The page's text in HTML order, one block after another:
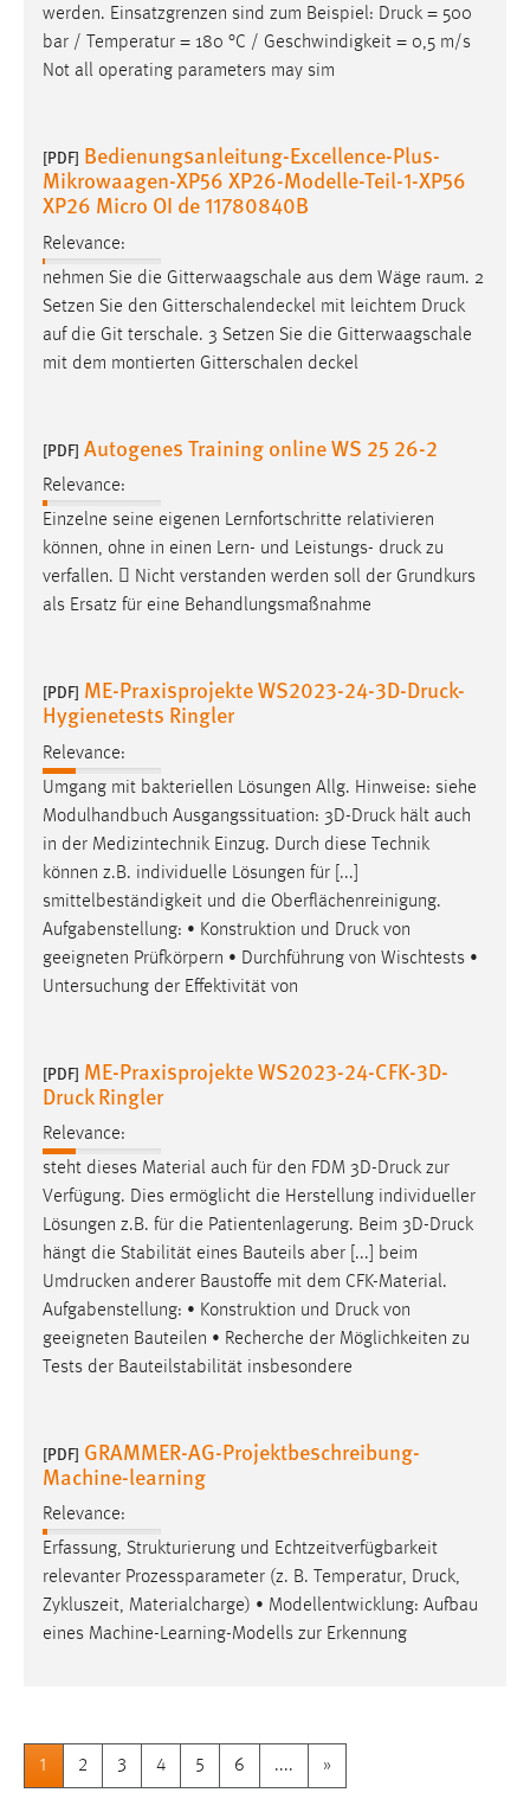
werden. Einsatzgrenzen sind zum Beispiel: Druck = 500
bar / Temperatur = 180 °C / Geschwindigkeit = 0,5 m/s
Not all operating parameters may sim
[PDF] Bedienungsanleitung-Excellence-Plus-
Mikrowaagen-XP56 XP26-Modelle-Teil-1-XP56
XP26 Micro OI de 11780840B
Relevance:
nehmen Sie die Gitterwaagschale aus dem Wäge­ raum. 2
Setzen Sie den Gitterschalendeckel mit leichtem Druck
auf die Git­ terschale. 3 Setzen Sie die Gitterwaagschale
mit dem montierten Gitterschalen­ deckel
[PDF] Autogenes Training online WS 25 26-2
Relevance:
Einzelne seine eigenen Lernfortschritte relativieren
können, ohne in einen Lern- und Leistungs- druck zu
verfallen.  Nicht verstanden werden soll der Grundkurs
als Ersatz für eine Behandlungsmaßnahme
[PDF] ME-Praxisprojekte WS2023-24-3D-Druck-
Hygienetests Ringler
Relevance:
Umgang mit bakteriellen Lösungen Allg. Hinweise: siehe
Modulhandbuch Ausgangssituation: 3D-Druck hält auch
in der Medizintechnik Einzug. Durch diese Technik
können z.B. individuelle Lösungen für [...]
smittelbeständigkeit und die Oberflächenreinigung.
Aufgabenstellung: • Konstruktion und Druck von
geeigneten Prüfkörpern • Durchführung von Wischtests •
Untersuchung der Effektivität von
[PDF] ME-Praxisprojekte WS2023-24-CFK-3D-
Druck Ringler
Relevance:
steht dieses Material auch für den FDM 3D-Druck zur
Verfügung. Dies ermöglicht die Herstellung individueller
Lösungen z.B. für die Patientenlagerung. Beim 3D-Druck
hängt die Stabilität eines Bauteils aber [...] beim
Umdrucken anderer Baustoffe mit dem CFK-Material.
Aufgabenstellung: • Konstruktion und Druck von
geeigneten Bauteilen • Recherche der Möglichkeiten zu
Tests der Bauteilstabilität insbesondere
[PDF] GRAMMER-AG-Projektbeschreibung-
Machine-learning
Relevance:
Erfassung, Strukturierung und Echtzeitverfügbarkeit
relevanter Prozessparameter (z. B. Temperatur, Druck,
Zykluszeit, Materialcharge) • Modellentwicklung: Aufbau
eines Machine-Learning-Modells zur Erkennung
1 2 3 4 5 6 .... »